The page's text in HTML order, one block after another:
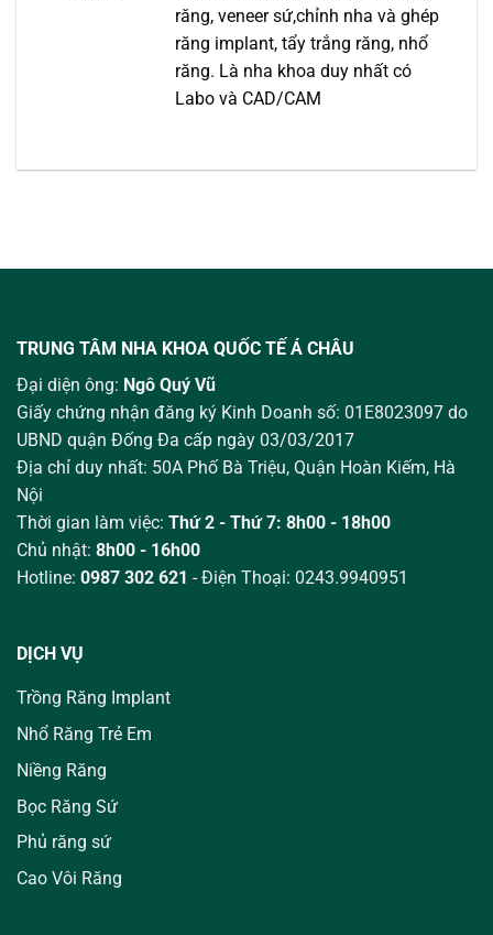
răng, veneer sứ,chỉnh nha và ghép
răng implant, tẩy trắng răng, nhổ
răng. Là nha khoa duy nhất có
Labo và CAD/CAM
TRUNG TÂM NHA KHOA QUỐC TẾ Á CHÂU
Đại diện ông: Ngô Quý Vũ
Giấy chứng nhận đăng ký Kinh Doanh số: 01E8023097 do
UBND quận Đống Đa cấp ngày 03/03/2017
Địa chỉ duy nhất: 50A Phố Bà Triệu, Quận Hoàn Kiếm, Hà
Nội
Thời gian làm việc: Thứ 2 - Thứ 7: 8h00 - 18h00
Chủ nhật: 8h00 - 16h00
Hotline: 0987 302 621 - Điện Thoại: 0243.9940951
DỊCH VỤ
Trồng Răng Implant
Nhổ Răng Trẻ Em
Niềng Răng
Bọc Răng Sứ
Phủ răng sứ
Cao Vôi Răng